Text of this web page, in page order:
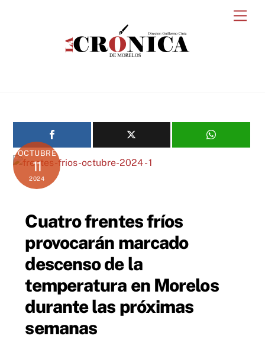
OCTUBRE
11
2024
Cuatro frentes fríos
provocarán marcado
descenso de la
temperatura en Morelos
durante las próximas
semanas